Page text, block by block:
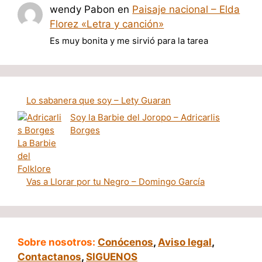
wendy Pabon en Paisaje nacional – Elda
Florez «Letra y canción»
Es muy bonita y me sirvió para la tarea
Lo sabanera que soy – Lety Guaran
Soy la Barbie del Joropo – Adricarlis
Borges
Vas a Llorar por tu Negro – Domingo García
Sobre nosotros: Conócenos, Aviso legal,
Contactanos, SIGUENOS